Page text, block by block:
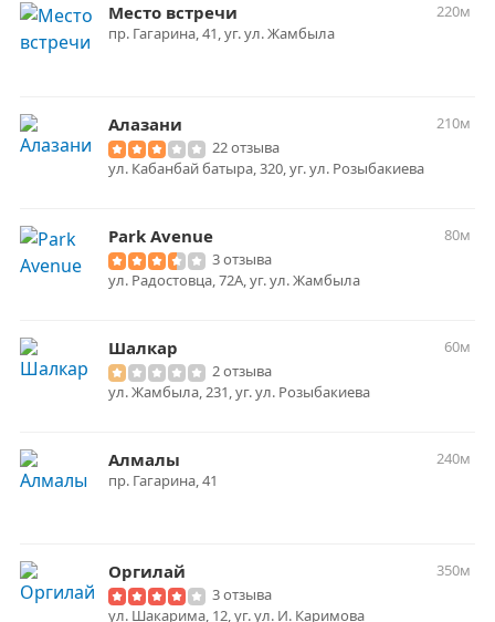
Место встречи
220м
пр. Гагарина, 41, уг. ул. Жамбыла
Алазани
210м
22 отзыва
ул. Кабанбай батыра, 320, уг. ул. Розыбакиева
Park Avenue
80м
3 отзыва
ул. Радостовца, 72А, уг. ул. Жамбыла
Шалкар
60м
2 отзыва
ул. Жамбыла, 231, уг. ул. Розыбакиева
Алмалы
240м
пр. Гагарина, 41
Оргилай
350м
3 отзыва
ул. Шакарима, 12, уг. ул. И. Каримова